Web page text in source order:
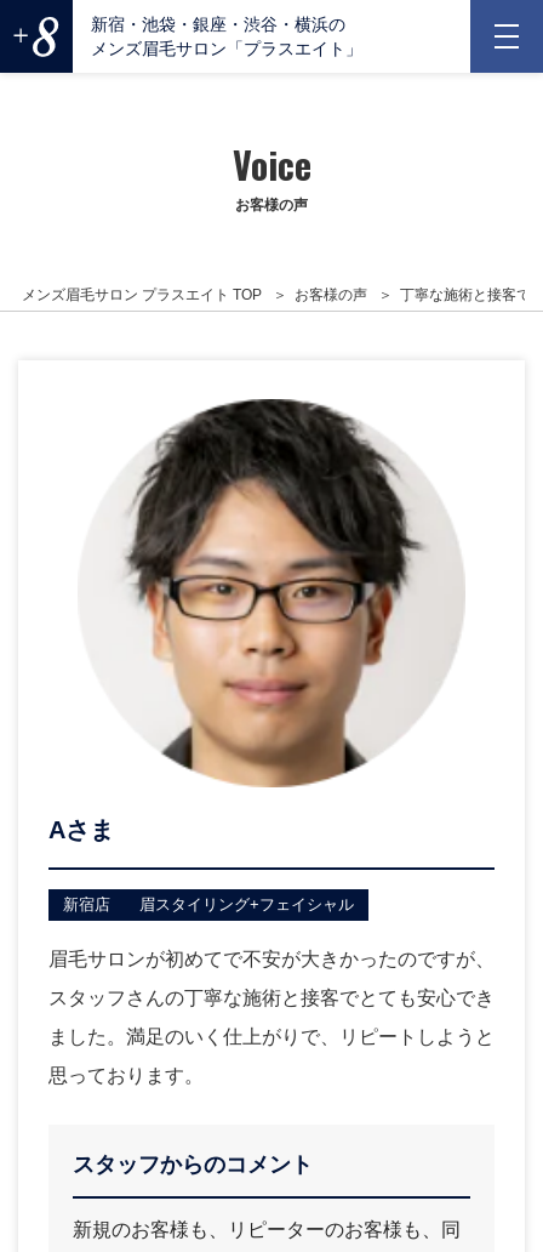
新宿・池袋・銀座・渋谷・横浜の
メンズ眉毛サロン「プラスエイト」
Voice
お客様の声
メンズ眉毛サロン プラスエイト TOP お客様の声 丁寧な施術と接客で
Aさま
新宿店 眉スタイリング+フェイシャル
眉毛サロンが初めてで不安が大きかったのですが、
スタッフさんの丁寧な施術と接客でとても安心でき
ました。満足のいく仕上がりで、リピートしようと
思っております。
スタッフからのコメント
新規のお客様も、リピーターのお客様も、同